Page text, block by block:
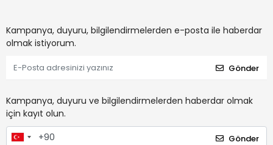
Kampanya, duyuru, bilgilendirmelerden e-posta ile haberdar
olmak istiyorum.
Gönder
Kampanya, duyuru ve bilgilendirmelerden haberdar olmak
için kayıt olun.
Gönder